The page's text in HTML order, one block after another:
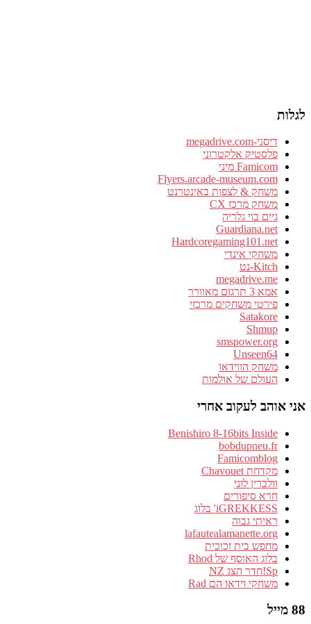
לגלות
דיסני-megadrive.com
פלסטיק אלקטרוני
Famicom מיני
Flyers.arcade-museum.com
משחק & לצפות באינטרנט
משחק מרכז CX
גיים בוי גלריה
Guardiana.net
Hardcoregaming101.net
משחקי אינדי
Kitch-נט
megadrive.me
אמא 3 תרגום מאוורר
פירטי משחקים מרכזי
Satakore
Shmup
smspower.org
Unseen64
משחק הווידאו
העולם של אולמות
אני אוהב לעקוב אחרי
Benishiro 8-16bits Inside
bobdupneu.fr
Famicomblog
מקדחת Chavouet
וולברין לוני
חרא סיפורים
iGREKKESS' בלוג
ראיתי גבוה
lafautealamanette.org
מחפש בית זכוכית
בלוג האוסף של Rhod
Sp!חדר הצג NZ
משחקי וידאו הם Rad
88 מייל